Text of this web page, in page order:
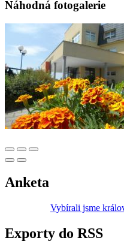
Náhodná fotogalerie
Anketa
Vybírali jsme
Exporty do RSS